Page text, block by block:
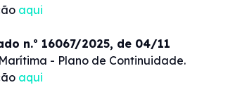
aqui
n.º 16067/2025, de 04/11
- Plano de Continuidade.
aqui